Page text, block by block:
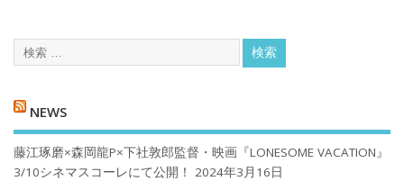
NEWS
藤江琢磨×森岡龍P×下社敦郎監督・映画『LONESOME VACATION』
3/10シネマスコーレにて公開！
2024年3月16日